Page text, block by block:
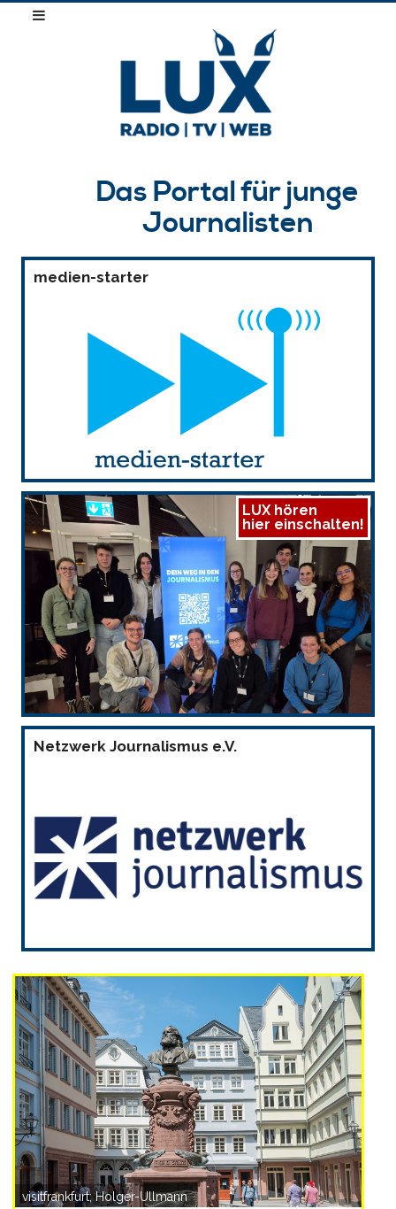
Das Portal für junge
Journalisten
medien-starter
LUX hören
hier einschalten!
Netzwerk Journalismus e.V.
visitfrankfurt; Holger-Ullmann